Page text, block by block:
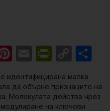
Pinterest
Email
идентифицирана малка
да обърне признаците на
Молекулата действа чрез
на ключови